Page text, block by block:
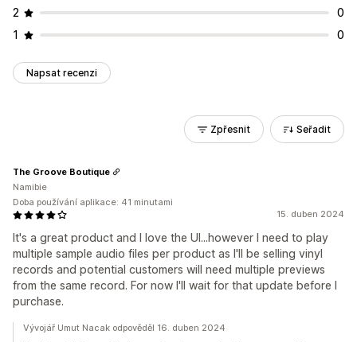
2
0
1
0
Napsat recenzi
Zpřesnit Seřadit
15. duben 2024
It's a great product and I love the UI...however I need to play
multiple sample audio files per product as I'll be selling vinyl
records and potential customers will need multiple previews
from the same record. For now I'll wait for that update before I
purchase.
The Groove Boutique
Namibie
Doba používání aplikace: 41 minutami
Vývojář Umut Nacak odpověděl 16. duben 2024